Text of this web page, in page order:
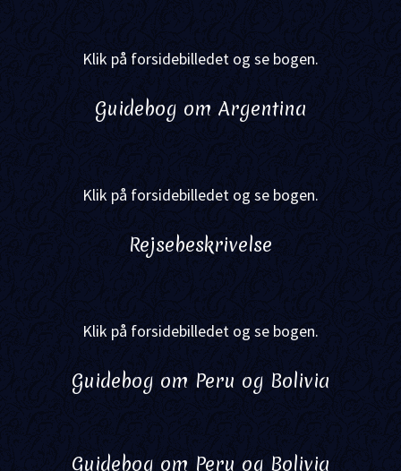
Klik på forsidebilledet og se bogen.
Guidebog om Argentina
Klik på forsidebilledet og se bogen.
Rejsebeskrivelse
Klik på forsidebilledet og se bogen.
Guidebog om Peru og Bolivia
Guidebog om Peru og Bolivia